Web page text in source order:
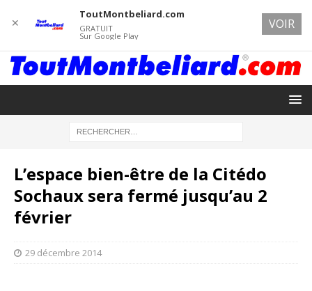
L’espace bien-être de la Citédo
Sochaux sera fermé jusqu’au 2
février
29 décembre 2014
✕
ToutMontbeliard.com
GRATUIT
Sur Google Play
VOIR